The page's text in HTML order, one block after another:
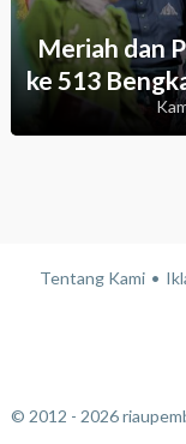
Meriah dan
ke 513
Tentang Kami
© 2012 - 2026